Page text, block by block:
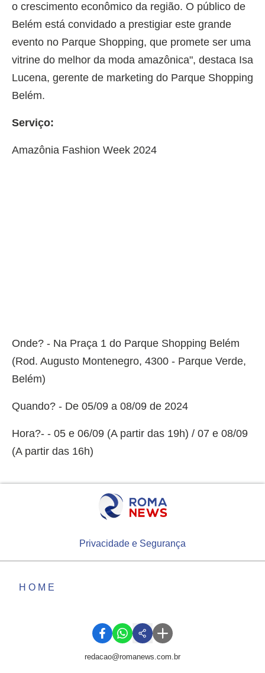
o crescimento econômico da região. O público de
Belém está convidado a prestigiar este grande
evento no Parque Shopping, que promete ser uma
vitrine do melhor da moda amazônica", destaca Isa
Lucena, gerente de marketing do Parque Shopping
Belém.
Serviço:
Amazônia Fashion Week 2024
Onde? - Na Praça 1 do Parque Shopping Belém
(Rod. Augusto Montenegro, 4300 - Parque Verde,
Belém)
Quando? - De 05/09 a 08/09 de 2024
Hora?- - 05 e 06/09 (A partir das 19h) / 07 e 08/09
(A partir das 16h)
Privacidade e Segurança
HOME
redacao@romanews.com.br